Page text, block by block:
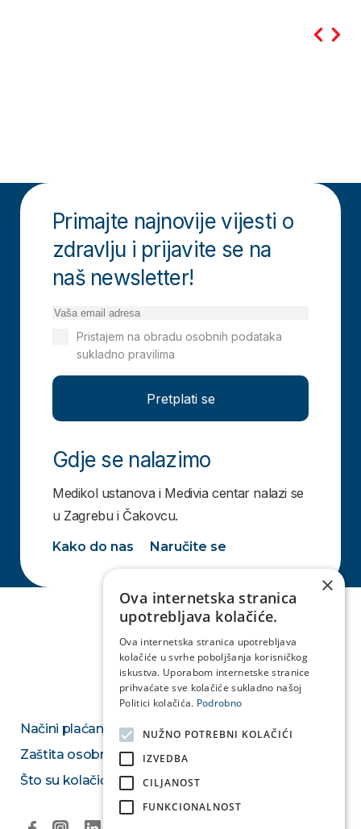
Primajte najnovije vijesti o
zdravlju i prijavite se na
naš newsletter!
Pretplati se
Pristajem na obradu osobnih podataka
sukladno pravilima
Gdje se nalazimo
Medikol ustanova i Medivia centar nalazi se
u Zagrebu i Čakovcu.
Kako do nas Naručite se
Načini plaćanja
Zaštita osobnih podataka
Što su kolačići
×
Ova internetska stranica
upotrebljava kolačiće.
Ova internetska stranica upotrebljava
kolačiće u svrhe poboljšanja korisničkog
iskustva. Uporabom internetske stranice
prihvaćate sve kolačiće sukladno našoj
Politici kolačića. Podrobno
NUŽNO POTREBNI KOLAČIĆI
IZVEDBA
CILJANOST
FUNKCIONALNOST